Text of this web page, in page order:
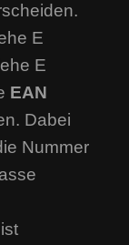
E
E
EAN
Dabei
Nummer